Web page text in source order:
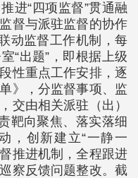
进“四项监督”贯通融
督与派驻监督的协作
动监督工作机制，每
“出题”，即根据上级
性重点工作安排，逐
》，分监督事项、监
交由相关派驻（出）
靶向聚焦、落实落细
，创新建立“一静一
推进机制，全程跟进
察反馈问题整改。截